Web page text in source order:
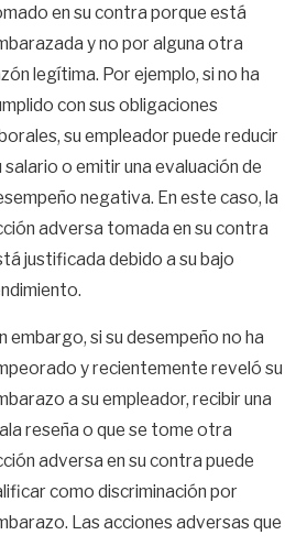
en su contra porque está
y no por alguna otra
legítima. Por ejemplo, si no ha
con sus obligaciones
su empleador puede reducir
salario o emitir una evaluación de
negativa. En este caso, la
adversa tomada en su contra
justificada debido a su bajo
embargo, si su desempeño no ha
y recientemente reveló su
a su empleador, recibir una
reseña o que se tome otra
adversa en su contra puede
como discriminación por
Las acciones adversas que